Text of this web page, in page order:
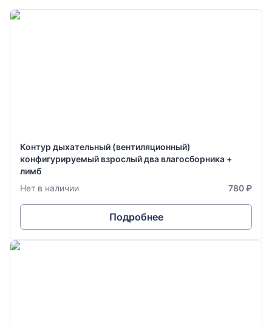
Контур дыхательный (вентиляционный)
конфигурируемый взрослый два влагосборника +
лимб
Нет в наличии
780 ₽
Подробнее